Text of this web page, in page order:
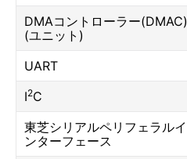
DMAコントローラー(DMAC)
(ユニット)
UART
I2C
東芝シリアルペリフェラルイ
ンターフェース